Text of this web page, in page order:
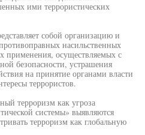
ими террористических
собой организацию и
насильственных
применения, осуществляемых с
безопасности, устрашения
на принятие органами власти
террористов.
терроризм как угроза
системы» выявляются
терроризм как глобальную